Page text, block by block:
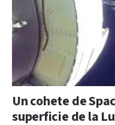
Un cohete de
superficie de la